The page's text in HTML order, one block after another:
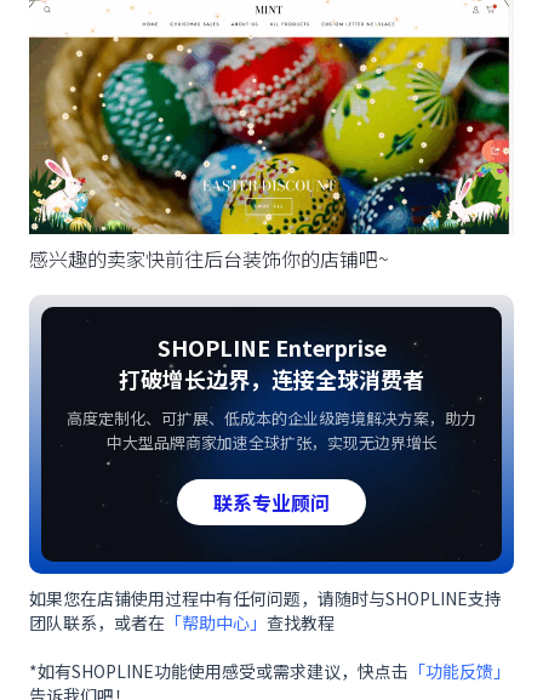
感兴趣的卖家快前往后台装饰你的店铺吧~
SHOPLINE Enterprise
打破增长边界，连接全球消费者
高度定制化、可扩展、低成本的企业级跨境解决方案，助力
中大型品牌商家加速全球扩张，实现无边界增长
联系专业顾问
如果您在店铺使用过程中有任何问题，请随时与SHOPLINE支持
团队联系，或者在 「帮助中心」 查找教程
*如有SHOPLINE功能使用感受或需求建议，快点击 「功能反馈」
告诉我们吧！